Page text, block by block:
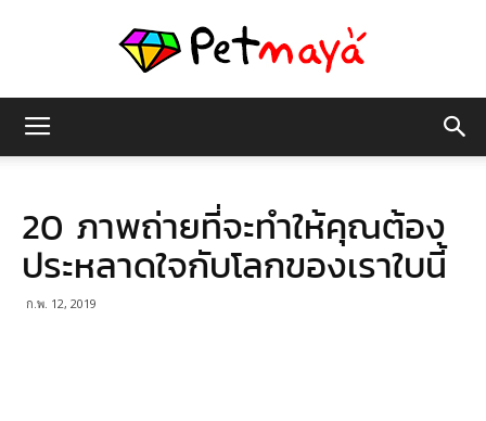
มายา
20 ภาพถ่ายที่จะทำให้คุณต้อง
ประหลาดใจกับโลกของเราใบนี้
ก.พ. 12, 2019